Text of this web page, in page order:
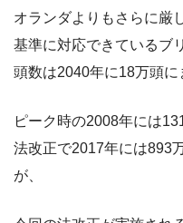
オランダよりもさらに厳
基準に対応できているブ
頭数は2040年に18万頭に
ピーク時の2008年には
法改正で2017年には893
が、